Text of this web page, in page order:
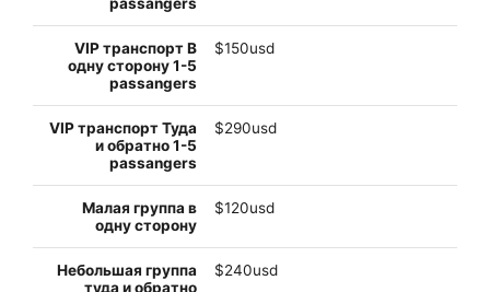
$150usd
$290usd
$120usd
$240usd